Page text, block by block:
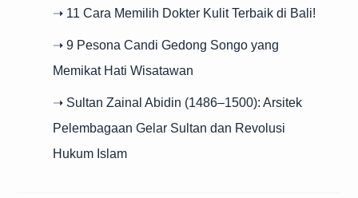
➝ 11 Cara Memilih Dokter Kulit Terbaik di Bali!
➝ 9 Pesona Candi Gedong Songo yang
Memikat Hati Wisatawan
➝ Sultan Zainal Abidin (1486–1500): Arsitek
Pelembagaan Gelar Sultan dan Revolusi
Hukum Islam